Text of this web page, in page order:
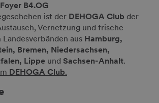
B4.OG
ist der DEHOGA Club der
Vernetzung und frische
aus Hamburg,
Bremen, Niedersachsen,
Lippe und Sachsen-Anhalt.
DEHOGA Club.